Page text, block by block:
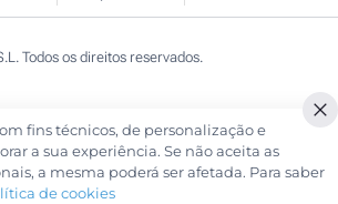
Todos os direitos reservados.
fins técnicos, de personalização e
a sua experiência. Se não aceita as
a mesma poderá ser afetada. Para saber
de cookies